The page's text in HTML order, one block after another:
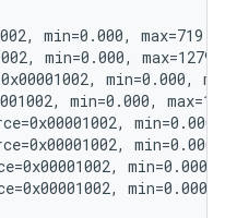
min=0.000,
min=0.000,
min=0.000,
min=0.000,
min=0.000,
min=0.000,